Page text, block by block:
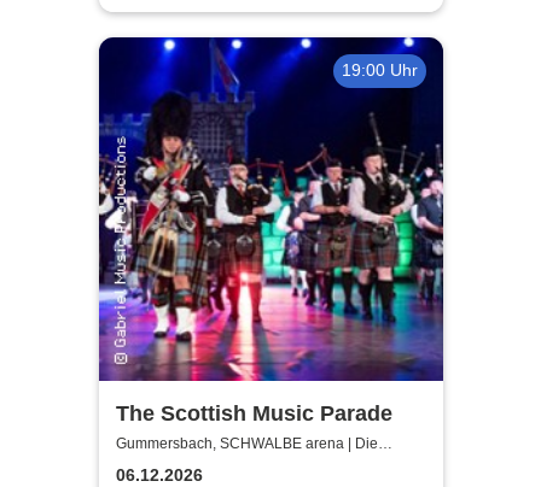
Classic
19:00 Uhr
The Scottish Music Parade
Gummersbach, SCHWALBE arena | Die
Schwalbe Arena Gummersbach
06.12.2026